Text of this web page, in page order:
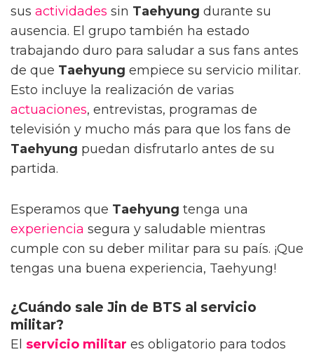
sus actividades sin Taehyung durante su
ausencia. El grupo también ha estado
trabajando duro para saludar a sus fans antes
de que Taehyung empiece su servicio militar.
Esto incluye la realización de varias
actuaciones, entrevistas, programas de
televisión y mucho más para que los fans de
Taehyung puedan disfrutarlo antes de su
partida.
Esperamos que Taehyung tenga una
experiencia segura y saludable mientras
cumple con su deber militar para su país. ¡Que
tengas una buena experiencia, Taehyung!
¿Cuándo sale Jin de BTS al servicio
militar?
El servicio militar es obligatorio para todos